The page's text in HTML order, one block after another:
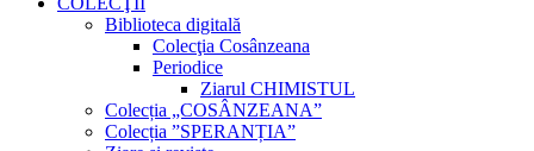
Biblioteca digitală
Colecţia Cosânzeana
Periodice
Ziarul CHIMISTUL
Colecția „COSÂNZEANA”
Colecția ”SPERANȚIA”